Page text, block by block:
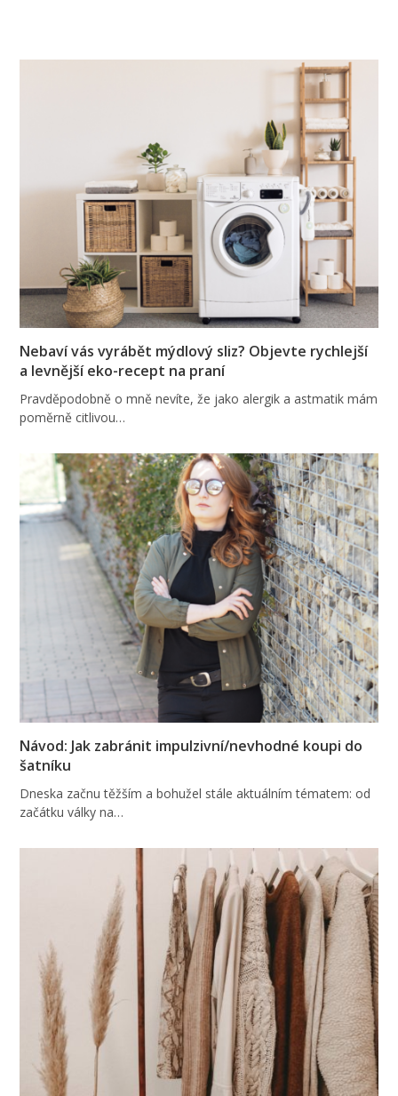
Nebaví vás vyrábět mýdlový sliz? Objevte rychlejší
a levnější eko-recept na praní
Pravděpodobně o mně nevíte, že jako alergik a astmatik mám
poměrně citlivou…
Návod: Jak zabránit impulzivní/nevhodné koupi do
šatníku
Dneska začnu těžším a bohužel stále aktuálním tématem: od
začátku války na…